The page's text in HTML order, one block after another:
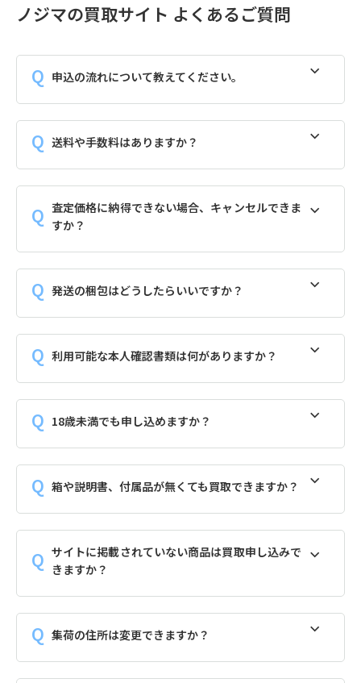
ノジマの買取サイト よくあるご質問
申込の流れについて教えてください。
送料や手数料はありますか？
査定価格に納得できない場合、キャンセルできま
すか？
発送の梱包はどうしたらいいですか？
利用可能な本人確認書類は何がありますか？
18歳未満でも申し込めますか？
箱や説明書、付属品が無くても買取できますか？
サイトに掲載されていない商品は買取申し込みで
きますか？
集荷の住所は変更できますか？